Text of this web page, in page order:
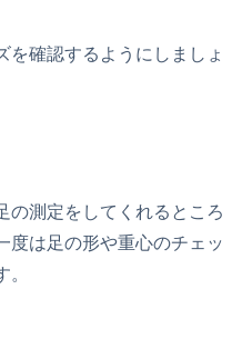
を確認するようにしましょ
の測定をしてくれるところ
度は足の形や重心のチェッ